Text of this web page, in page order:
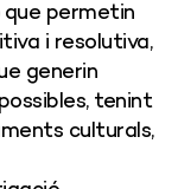
permetin
i resolutiva,
generin
tenint
culturals,